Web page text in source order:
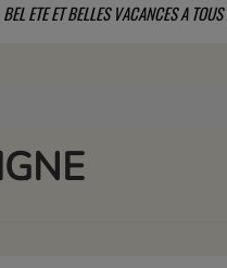
BEL ETE ET BELLES